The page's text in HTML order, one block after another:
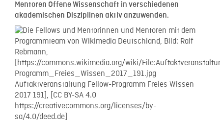
Mentoren Offene Wissenschaft in verschiedenen
akademischen Disziplinen aktiv anzuwenden.